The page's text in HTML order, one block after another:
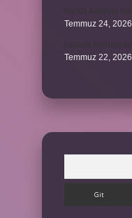
Temmuz 24, 2026
Temmuz 22, 2026